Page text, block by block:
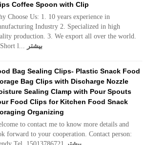
Coffee Spoon with Clip
Choose Us: 1. 10 years experience in
Industry 2. Specialized in high
production. 3. We export all over the world.
l... بیشتر
Bag Sealing Clips- Plastic Snack Food
Bag Clips with Discharge Nozzle
Sealing Clamp with Pour Spouts
Food Clips for Kitchen Food Snack
Organizing
to contact me to know more details and
forward to your cooperation. Contact person: